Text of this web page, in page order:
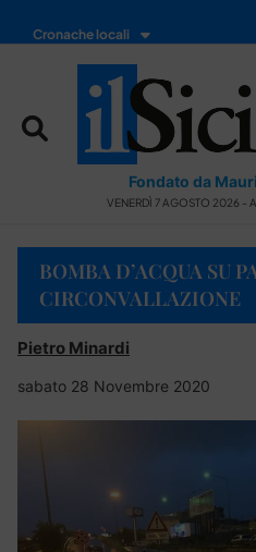
Cronache locali
Fondato da
VENERDÌ 7 AGOSTO 2026 -
BOMBA D’ACQUA SU
CIRCONVALLAZIONE
Pietro Minardi
sabato 28 Novembre 2020